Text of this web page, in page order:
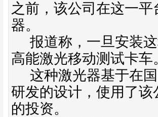
之前，该公司在这一
器。
报道称，一旦安装
高能激光移动测试卡车
这种激光器基于在
研发的设计，使用了该
的投资。